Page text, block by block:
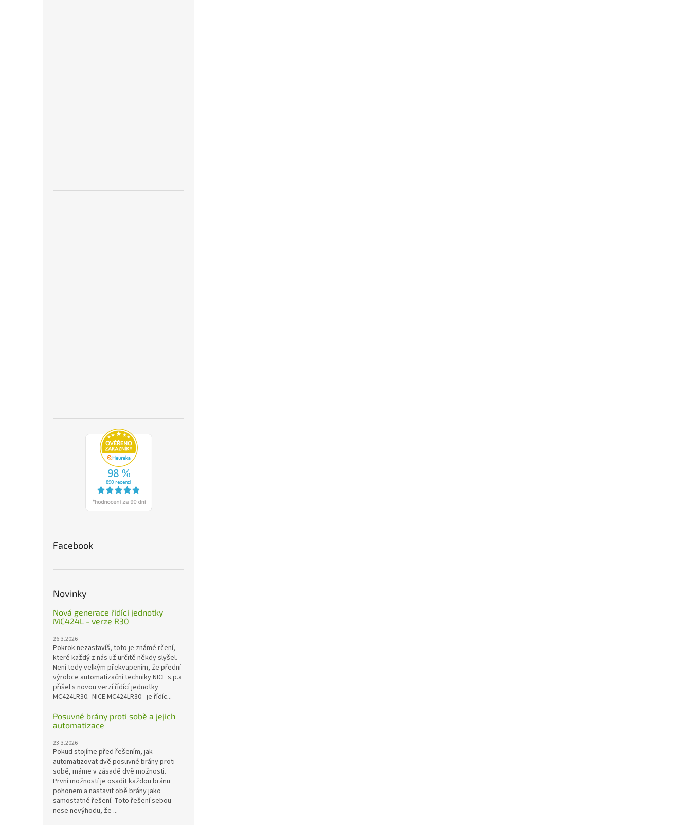
Facebook
Novinky
Nová generace řídící jednotky
MC424L - verze R30
26.3.2026
Pokrok nezastavíš, toto je známé rčení,
které každý z nás už určitě někdy slyšel.
Není tedy velkým překvapením, že přední
výrobce automatizační techniky NICE s.p.a
přišel s novou verzí řídící jednotky
MC424LR30. NICE MC424LR30 - je řídíc...
Posuvné brány proti sobě a jejich
automatizace
23.3.2026
Pokud stojíme před řešením, jak
automatizovat dvě posuvné brány proti
sobě, máme v zásadě dvě možnosti.
První možností je osadit každou bránu
pohonem a nastavit obě brány jako
samostatné řešení. Toto řešení sebou
nese nevýhodu, že ...